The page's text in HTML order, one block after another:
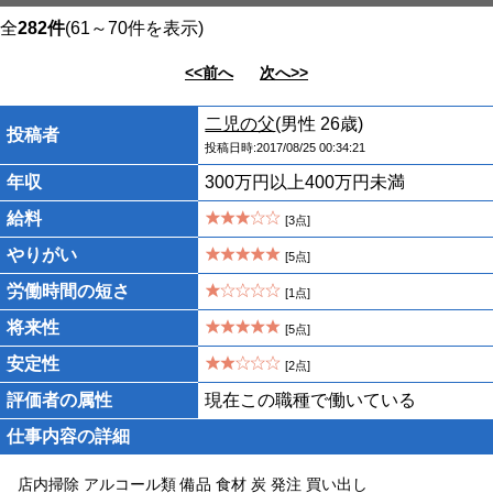
全282件(61～70件を表示)
<<前へ 次へ>>
投稿者
二児の父(男性 26歳)
投稿日時:2017/08/25 00:34:21
年収
300万円以上400万円未満
給料
[3点]
やりがい [5点]
労働時間の短さ [1点]
将来性 [5点]
安定性 [2点]
評価者の属性
現在この職種で働いている
仕事内容の詳細
店内掃除 アルコール類 備品 食材 炭 発注 買い出し